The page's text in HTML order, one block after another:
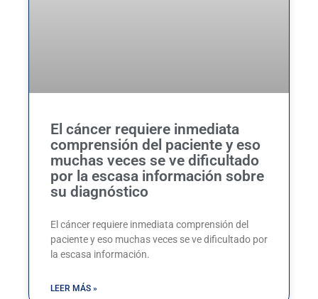
El cáncer requiere inmediata
comprensión del paciente y eso
muchas veces se ve dificultado
por la escasa información sobre
su diagnóstico
El cáncer requiere inmediata comprensión del
paciente y eso muchas veces se ve dificultado por
la escasa información.
LEER MÁS »